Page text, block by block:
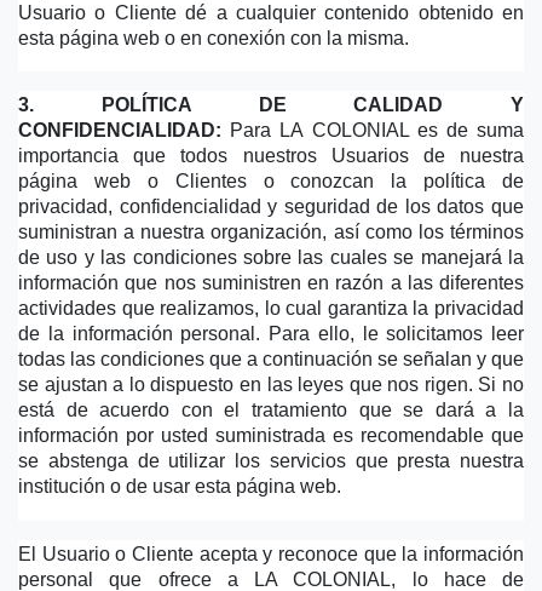
Usuario o Cliente dé a cualquier contenido obtenido en
esta página web o en conexión con la misma.
3. POLÍTICA DE CALIDAD Y
CONFIDENCIALIDAD: Para LA COLONIAL es de suma
importancia que todos nuestros Usuarios de nuestra
página web o Clientes o conozcan la política de
privacidad, confidencialidad y seguridad de los datos que
suministran a nuestra organización, así como los términos
de uso y las condiciones sobre las cuales se manejará la
información que nos suministren en razón a las diferentes
actividades que realizamos, lo cual garantiza la privacidad
de la información personal. Para ello, le solicitamos leer
todas las condiciones que a continuación se señalan y que
se ajustan a lo dispuesto en las leyes que nos rigen. Si no
está de acuerdo con el tratamiento que se dará a la
información por usted suministrada es recomendable que
se abstenga de utilizar los servicios que presta nuestra
institución o de usar esta página web.
El Usuario o Cliente acepta y reconoce que la información
personal que ofrece a LA COLONIAL, lo hace de